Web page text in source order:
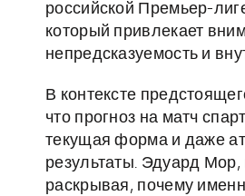
российской Премьер-
который привлекает
непредсказуемость и
В контексте
что прогноз на матч
текущая форма и даже
результаты. Эдуард
раскрывая, почему